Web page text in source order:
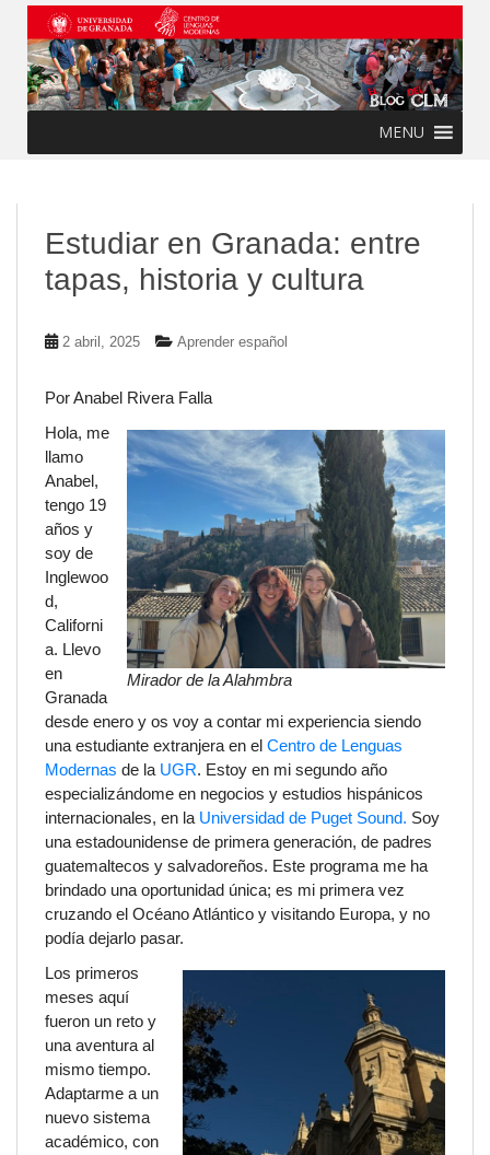
Skip to main content
MENU
Estudiar en Granada: entre
tapas, historia y cultura
2 abril, 2025 Aprender español
Por Anabel Rivera Falla
Mirador de la Alahmbra
Hola, me
llamo
Anabel,
tengo 19
años y
soy de
Inglewoo
d,
Californi
a. Llevo
en
Granada
desde enero y os voy a contar mi experiencia siendo
una estudiante extranjera en el Centro de Lenguas
Modernas de la UGR. Estoy en mi segundo año
especializándome en negocios y estudios hispánicos
internacionales, en la Universidad de Puget Sound. Soy
una estadounidense de primera generación, de padres
guatemaltecos y salvadoreños. Este programa me ha
brindado una oportunidad única; es mi primera vez
cruzando el Océano Atlántico y visitando Europa, y no
podía dejarlo pasar.
Los primeros
meses aquí
fueron un reto y
una aventura al
mismo tiempo.
Adaptarme a un
nuevo sistema
académico, con